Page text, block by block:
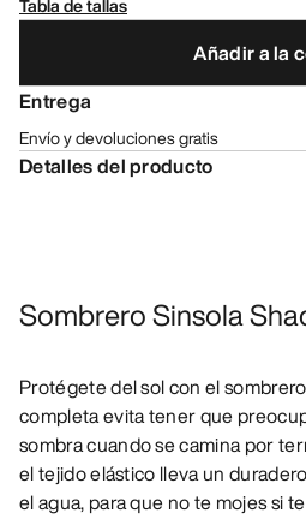
Tabla de tallas
Añadir a la
Entrega
Envío y devoluciones gratis
Detalles del producto
Sombrero Sinsola
Protégete del sol con el
completa evita tener que
sombra cuando se camina por
el tejido elástico lleva un
el agua, para que no te mojes si